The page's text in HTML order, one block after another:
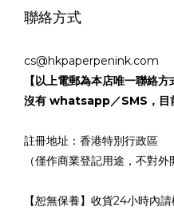
聯絡方式
cs@hkpaperpenink.com
【以上電郵為本店唯一聯絡方
沒有 whatsapp／SMS，目
註冊地址：香港特別行政區
（僅作商業登記用途，不對外
【恕無保養】收貨24小時內